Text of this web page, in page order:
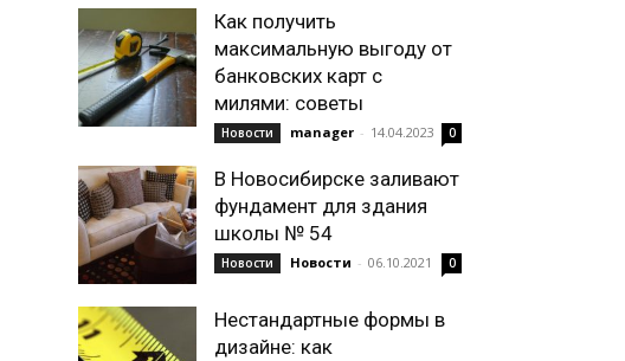
Как получить
максимальную выгоду от
банковских карт с
милями: советы
Новости manager - 14.04.2023 0
В Новосибирске заливают
фундамент для здания
школы № 54
Новости Новости - 06.10.2021 0
Нестандартные формы в
дизайне: как